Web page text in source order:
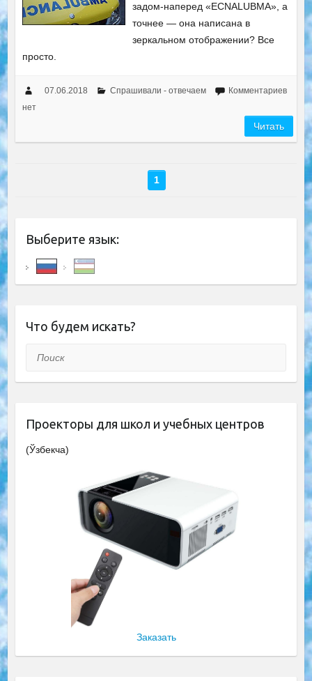
задом-наперед «ECNALUBMA», а
точнее — она написана в
зеркальном отображении? Все
просто.
07.06.2018 Спрашивали - отвечаем
Комментариев
нет
Читать
1
Выберите язык:
Что будем искать?
Поиск
Проекторы для школ и учебных центров
(Ўзбекча)
Заказать